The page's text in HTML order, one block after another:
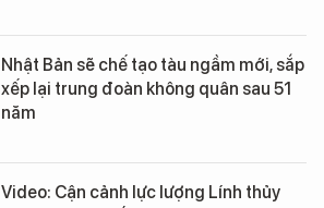
Nhật Bản sẽ chế tạo tàu ngầm mới, sắp
xếp lại trung đoàn không quân sau 51
năm
Video: Cận cảnh lực lượng Lính thủy